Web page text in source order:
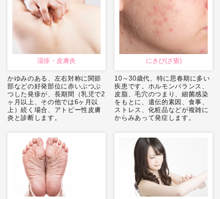
湿疹・皮膚炎
かゆみのある、左右対称に関節
部などの好発部位に赤いぶつぶ
つした発疹が、長期間（乳児で2
ヶ月以上、その他では6ヶ月以
上）続く場合、アトピー性皮膚
炎と診断します。
にきび(ざ瘡)
10～30歳代、特に思春期に多い
疾患です。ホルモンバランス、
皮脂、毛穴のつまり、細菌感染
をもとに、遺伝的素因、食事、
ストレス、化粧品などが複雑に
からみあって発症します。